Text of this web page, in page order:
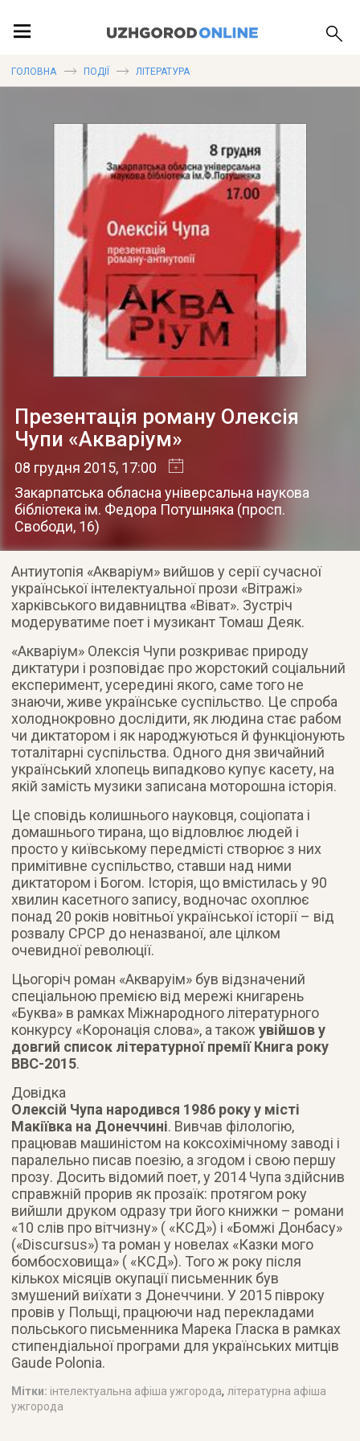
ПУБЛІКАЦІЇ
ГОЛОВНА ПОДІЇ ЛІТЕРАТУРА
Презентація роману Олексія
Чупи «Акваріум»
08 грудня 2015, 17:00
Закарпатська обласна універсальна наукова
бібліотека ім. Федора Потушняка (просп.
Свободи, 16)
Антиутопія «Акваріум» вийшов у серії сучасної
української інтелектуальної прози «Вітражі»
харківського видавництва «Віват». Зустріч
модеруватиме поет і музикант Томаш Деяк.
«Акваріум» Олексія Чупи розкриває природу
диктатури і розповідає про жорстокий соціальний
експеримент, усередині якого, саме того не
знаючи, живе українське суспільство. Це спроба
холоднокровно дослідити, як людина стає рабом
чи диктатором і як народжуються й функціонують
тоталітарні суспільства. Одного дня звичайний
український хлопець випадково купує касету, на
якій замість музики записана моторошна історія.
Це сповідь колишнього науковця, соціопата і
домашнього тирана, що відловлює людей і
просто у київському передмісті створює з них
примітивне суспільство, ставши над ними
диктатором і Богом. Історія, що вмістилась у 90
хвилин касетного запису, водночас охоплює
понад 20 років новітньої української історії – від
розвалу СРСР до неназваної, але цілком
очевидної революції.
Цьогоріч роман «Акваруім» був відзначений
спеціальною премією від мережі книгарень
«Буква» в рамках Міжнародного літературного
конкурсу «Коронація слова», а такожувійшов у
довгий список літературної премії Книга року
ВВС-2015.
Довідка
Олексій Чупа народився 1986 року у місті
Макіївка на Донеччині. Вивчав філологію,
працював машиністом на коксохімічному заводі і
паралельно писав поезію, а згодом і свою першу
прозу. Досить відомий поет, у 2014 Чупа здійснив
справжній прорив як прозаїк: протягом року
вийшли друком одразу три його книжки – романи
«10 слів про вітчизну» ( «КСД») і «Бомжі Донбасу»
(«Discursus») та роман у новелах «Казки мого
бомбосховища» ( «КСД»). Того ж року після
кількох місяців окупації письменник був
змушений виїхати з Донеччини. У 2015 півроку
провів у Польщі, працюючи над перекладами
польського письменника Марека Гласка в рамках
стипендіальної програми для українських митців
Gaude Polonia.
Мітки: інтелектуальна афіша ужгорода, літературна афіша
ужгорода